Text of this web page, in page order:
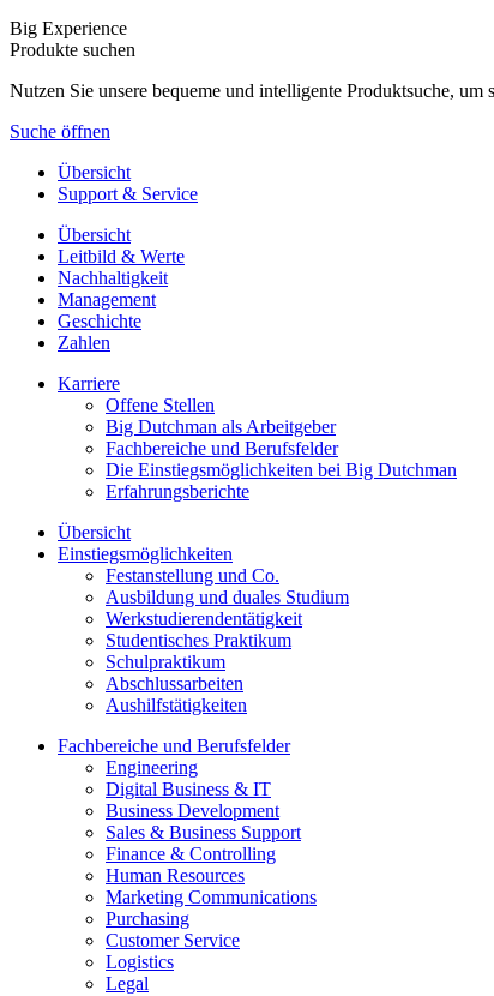
Big Experience
Produkte suchen
Nutzen Sie unsere bequeme und intelligente Produktsuche,
Suche öffnen
Übersicht
Support & Service
Übersicht
Leitbild & Werte
Nachhaltigkeit
Management
Geschichte
Zahlen
Karriere
Offene Stellen
Big Dutchman als Arbeitgeber
Fachbereiche und Berufsfelder
Die Einstiegsmöglichkeiten bei Big Dutchman
Erfahrungsberichte
Übersicht
Einstiegsmöglichkeiten
Festanstellung und Co.
Ausbildung und duales Studium
Werkstudierendentätigkeit
Studentisches Praktikum
Schulpraktikum
Abschlussarbeiten
Aushilfstätigkeiten
Fachbereiche und Berufsfelder
Engineering
Digital Business & IT
Business Development
Sales & Business Support
Finance & Controlling
Human Resources
Marketing Communications
Purchasing
Customer Service
Logistics
Legal